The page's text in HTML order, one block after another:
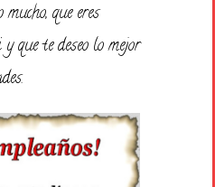
que eres
que te deseo lo mejor